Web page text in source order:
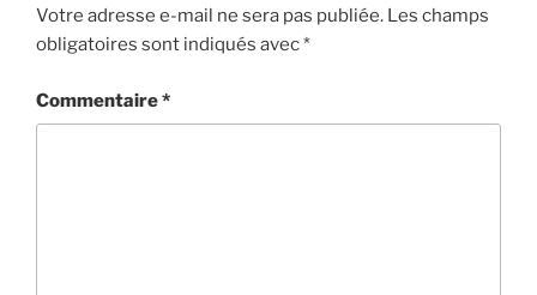
Votre adresse e-mail ne sera pas publiée. Les champs
obligatoires sont indiqués avec*
Commentaire*